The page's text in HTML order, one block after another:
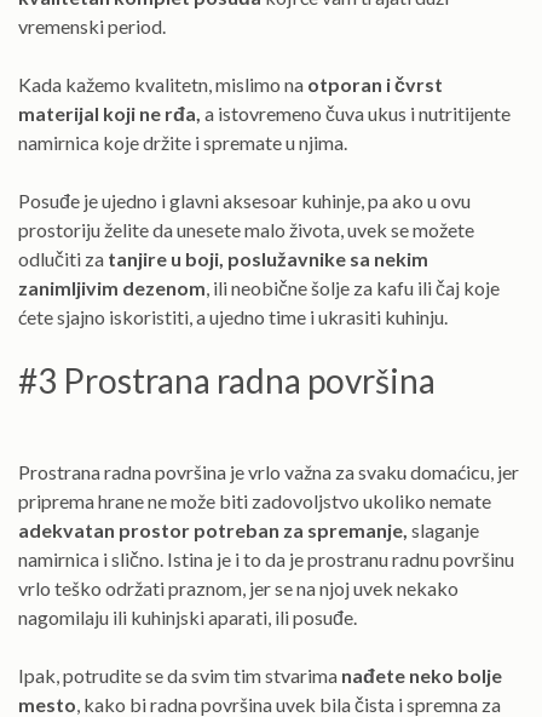
vremenski period.
Kada kažemo kvalitetn, mislimo na otporan i čvrst
materijal koji ne rđa, a istovremeno čuva ukus i nutritijente
namirnica koje držite i spremate u njima.
Posuđe je ujedno i glavni aksesoar kuhinje, pa ako u ovu
prostoriju želite da unesete malo života, uvek se možete
odlučiti za tanjire u boji, poslužavnike sa nekim
zanimljivim dezenom, ili neobične šolje za kafu ili čaj koje
ćete sjajno iskoristiti, a ujedno time i ukrasiti kuhinju.
#3 Prostrana radna površina
Prostrana radna površina je vrlo važna za svaku domaćicu, jer
priprema hrane ne može biti zadovoljstvo ukoliko nemate
adekvatan prostor potreban za spremanje, slaganje
namirnica i slično. Istina je i to da je prostranu radnu površinu
vrlo teško održati praznom, jer se na njoj uvek nekako
nagomilaju ili kuhinjski aparati, ili posuđe.
Ipak, potrudite se da svim tim stvarima nađete neko bolje
mesto , kako bi radna površina uvek bila čista i spremna za